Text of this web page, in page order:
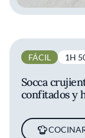
FÁCIL 1H
Socca
confitados y